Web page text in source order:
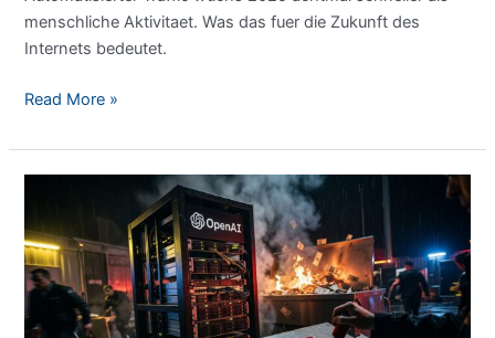
menschliche Aktivitaet. Was das fuer die Zukunft des
Internets bedeutet.
Bots
Menschen:
Der
der
das
Internet
veraendert
Read More »